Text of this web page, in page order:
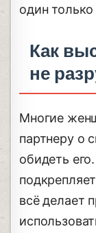
один
Как
не
Многие
партнеру о
обидеть
всё делает